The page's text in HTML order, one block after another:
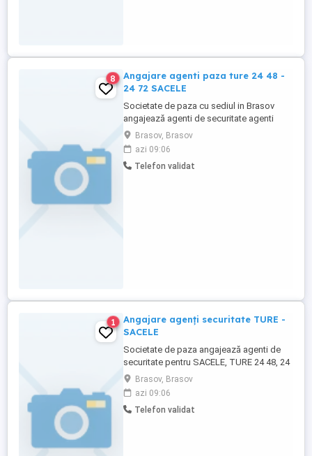
8
Angajare agenti paza ture 24 48 -
24 72 SACELE
Societate de paza cu sediul in Brasov
angajează agenti de securitate agenti
paza pentru sedii. TURE 24 - 48, 24 - 72,
salariu la timp, seriozitate ! Fara magazine
! Telefon:
Brasov, Brasov
azi 09:06
Telefon validat
1
Angajare agenți securitate TURE -
SACELE
Societate de paza angajează agenti de
securitate pentru SACELE, TURE 24 48, 24
72. Salariu la timp, seriozitate ! Telefon:
Brasov, Brasov
azi 09:06
Telefon validat